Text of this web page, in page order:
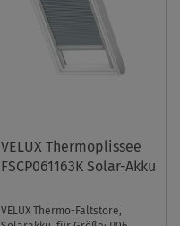
VELUX Thermoplissee
FSCP061163K Solar-Akku
VELUX Thermo-Faltstore,